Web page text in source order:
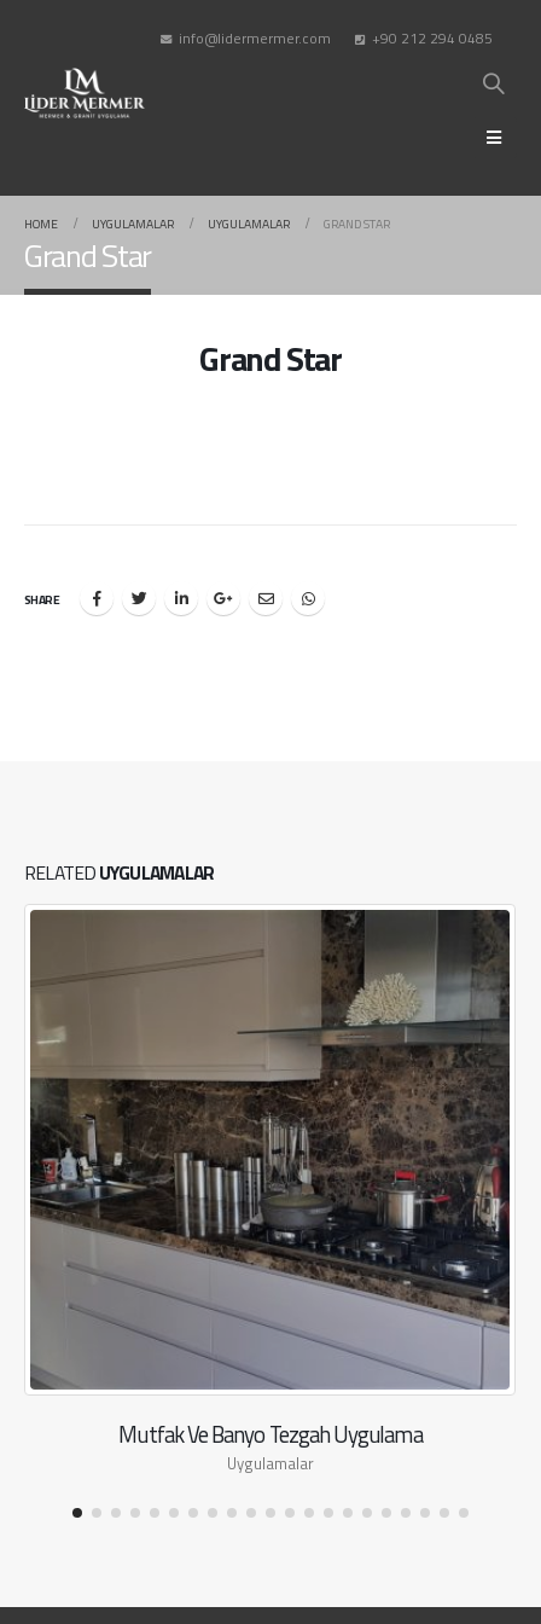
info@lidermermer.com +90 212 294 0485
HOME UYGULAMALAR UYGULAMALAR GRAND STAR
Grand Star
Grand Star
SHARE
RELATEDUYGULAMALAR
Mutfak Ve Banyo Tezgah Uygulama
Uygulamalar